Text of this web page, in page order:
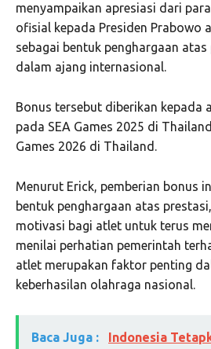
menyampaikan apresiasi dari
ofisial kepada Presiden Prabowo
sebagai bentuk penghargaan
dalam ajang internasional.
Bonus tersebut diberikan kepada
pada SEA Games 2025 di
Games 2026 di Thailand.
Menurut Erick, pemberian bonus
bentuk penghargaan atas
motivasi bagi atlet untuk terus
menilai perhatian pemerintah
atlet merupakan faktor penting
keberhasilan olahraga nasional.
Baca Juga :
Indonesia